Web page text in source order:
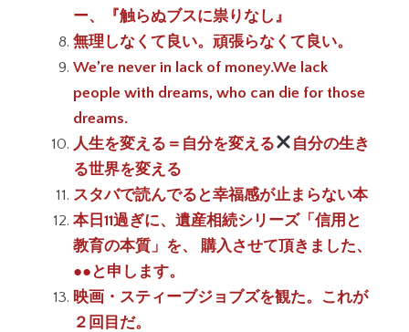
ー、『触らぬブスに祟りなし』
無理しなくて良い。頑張らなくて良い。
We’re never in lack of money.We lack
people with dreams, who can die for those
dreams.
人生を変える＝自分を変える
自分の生き
る世界を変える
スタバで読んでると幸福感が止まらない本
本日11過ぎに、遺産相続シリーズ「信用と
教育の本質」を、 購入させて頂きました、
●●と申します。
映画・スティーブジョブズを観た。これが
２回目だ。